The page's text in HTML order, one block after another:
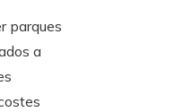
parques
a